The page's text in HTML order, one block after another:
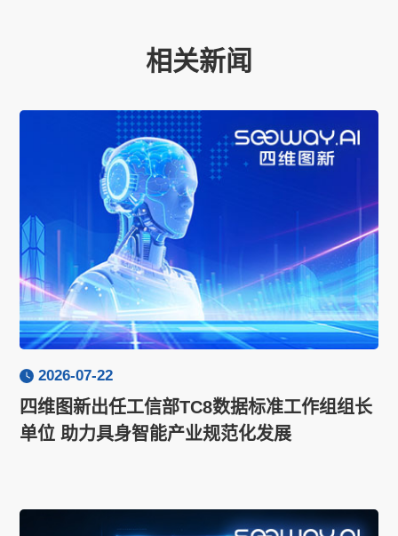
相关新闻
2026-07-22
四维图新出任工信部TC8数据标准工作组组长
单位 助力具身智能产业规范化发展